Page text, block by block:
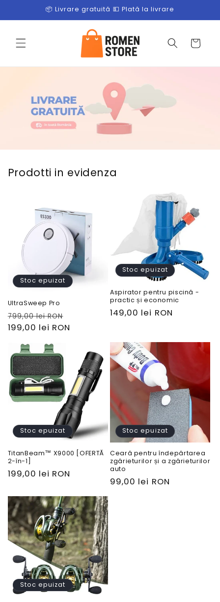
conținut
📦 Livrare gratuită 💵 Plată la livrare
Coș
Prodotti in evidenza
Stoc epuizat
UltraSweep Pro
Preț
obișnuit
799,00 lei RON
redus
199,00 lei RON
Stoc epuizat
Aspirator pentru piscină -
practic și economic
Preț
149,00 lei RON
Stoc epuizat
TitanBeam™ X9000 [OFERTĂ
2-în-1]
Preț
199,00 lei RON
Stoc epuizat
Ceară pentru îndepărtarea
zgârieturilor și a zgârieturilor
auto
Preț
99,00 lei RON
Stoc epuizat